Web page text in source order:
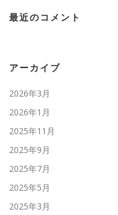
最近のコメント
アーカイブ
2026年3月
2026年1月
2025年11月
2025年9月
2025年7月
2025年5月
2025年3月